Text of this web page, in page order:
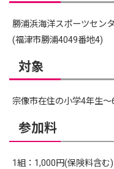
勝浦浜海洋スポーツセン
(福津市勝浦4049番地4)
対象
宗像市在住の小学4年生
参加料
1組：1,000円(保険料含む)